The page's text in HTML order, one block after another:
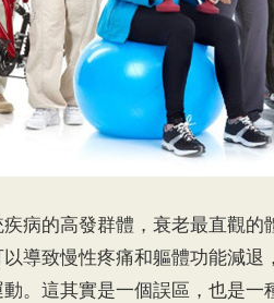
病的高發群體，衰老最直觀的
導致慢性疼痛和軀體功能減退
。這其實是一個誤區，也是一